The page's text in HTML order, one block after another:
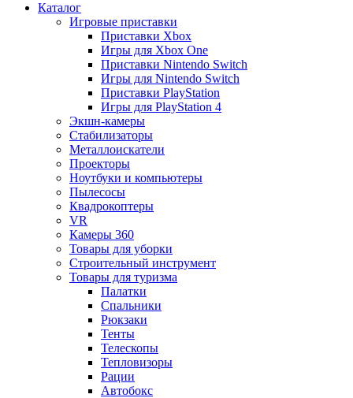
Каталог
Игровые приставки
Приставки Xbox
Игры для Xbox One
Приставки Nintendo Switch
Игры для Nintendo Switch
Приставки PlayStation
Игры для PlayStation 4
Экшн-камеры
Стабилизаторы
Металлоискатели
Проекторы
Ноутбуки и компьютеры
Пылесосы
Квадрокоптеры
VR
Камеры 360
Товары для уборки
Строительный инструмент
Товары для туризма
Палатки
Спальники
Рюкзаки
Тенты
Телескопы
Тепловизоры
Рации
Автобокс